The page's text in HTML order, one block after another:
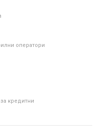
оператори
кредитни